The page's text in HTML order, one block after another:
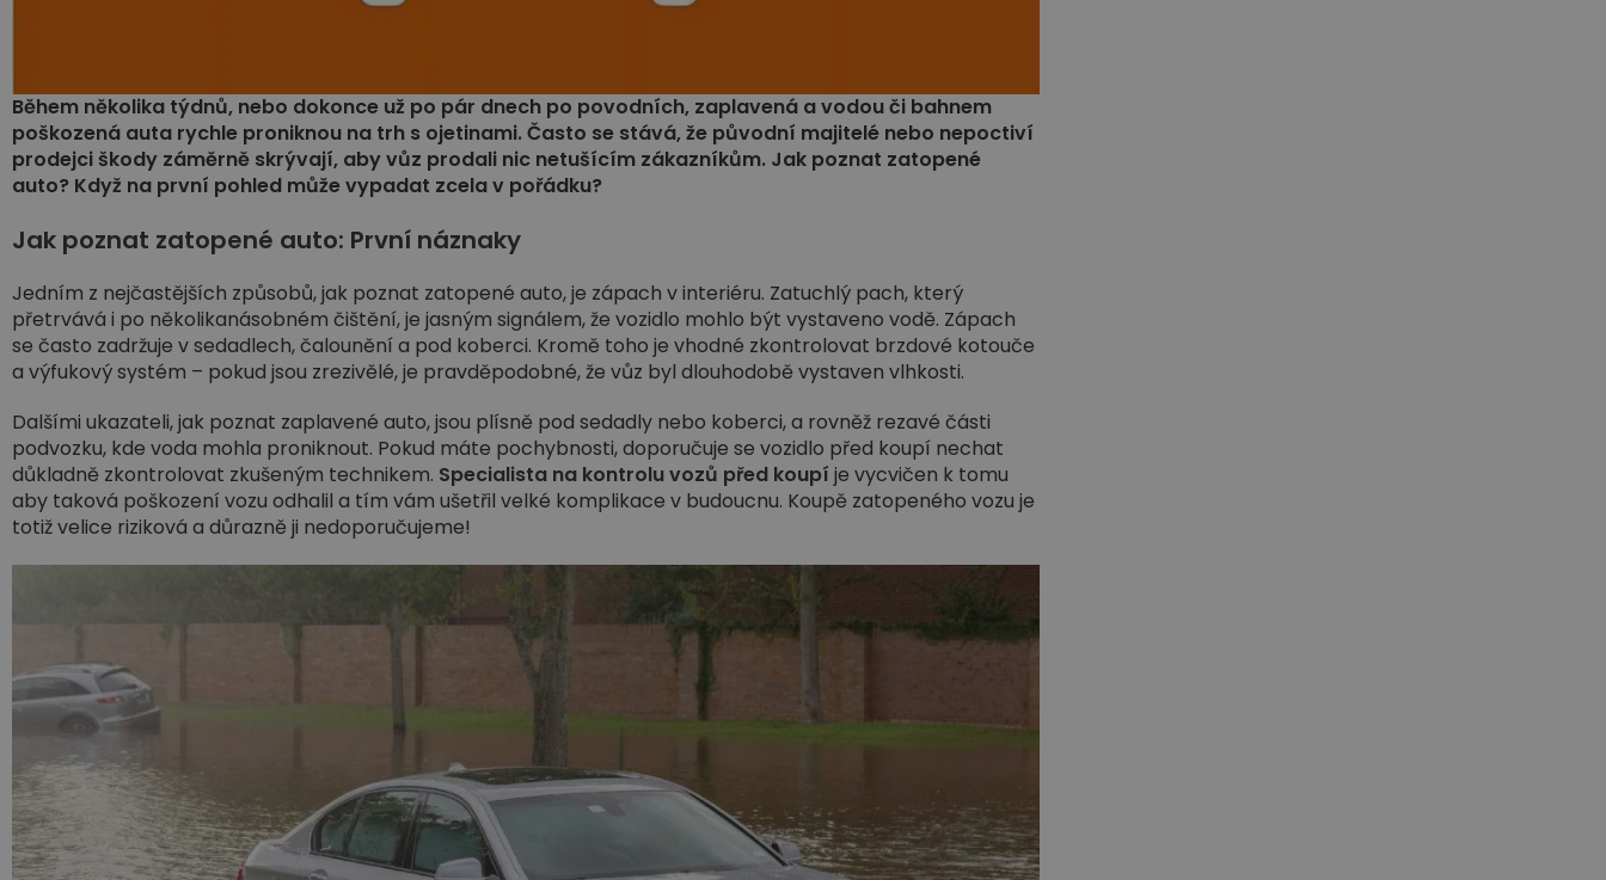
Během několika týdnů, nebo dokonce už po pár dnech po povodních, zaplavená a vodou či bahnem
poškozená auta rychle proniknou na trh s ojetinami. Často se stává, že původní majitelé nebo nepoctiví
prodejci škody záměrně skrývají, aby vůz prodali nic netušícím zákazníkům. Jak poznat zatopené
auto? Když na první pohled může vypadat zcela v pořádku?
Jak poznat zatopené auto: První náznaky
Jedním z nejčastějších způsobů, jak poznat zatopené auto, je zápach v interiéru. Zatuchlý pach, který
přetrvává i po několikanásobném čištění, je jasným signálem, že vozidlo mohlo být vystaveno vodě. Zápach
se často zadržuje v sedadlech, čalounění a pod koberci. Kromě toho je vhodné zkontrolovat brzdové kotouče
a výfukový systém – pokud jsou zrezivělé, je pravděpodobné, že vůz byl dlouhodobě vystaven vlhkosti.
Dalšími ukazateli, jak poznat zaplavené auto, jsou plísně pod sedadly nebo koberci, a rovněž rezavé části
podvozku, kde voda mohla proniknout. Pokud máte pochybnosti, doporučuje se vozidlo před koupí nechat
důkladně zkontrolovat zkušeným technikem. Specialista na kontrolu vozů před koupí je vycvičen k tomu
aby taková poškození vozu odhalil a tím vám ušetřil velké komplikace v budoucnu. Koupě zatopeného vozu je
totiž velice riziková a důrazně ji nedoporučujeme!